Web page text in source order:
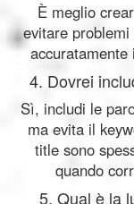
È meglio
evitare
accuratamente
4. Dovrei
Sì, includi le
ma evita il
title sono
quando
5. Qual è la